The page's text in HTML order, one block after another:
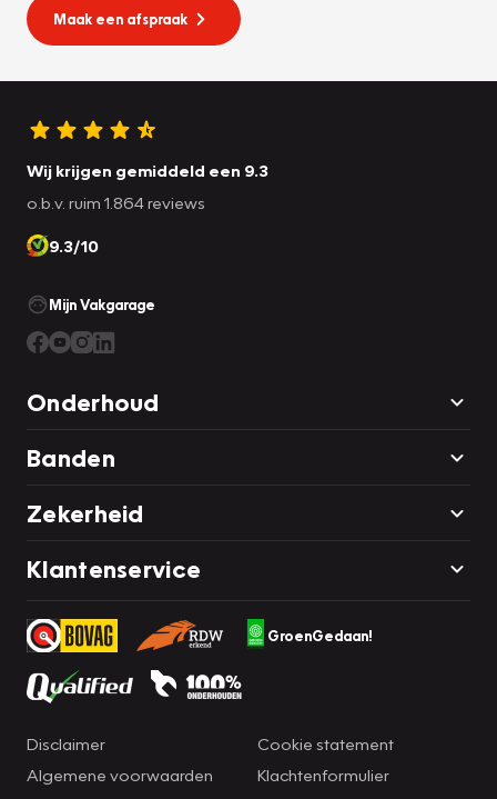
Maak een afspraak
Wij krijgen gemiddeld een 9.3
o.b.v. ruim 1.864 reviews
9.3/10
Mijn Vakgarage
Onderhoud
Banden
Zekerheid
Klantenservice
GroenGedaan!
Disclaimer
Algemene voorwaarden
Cookie statement
Klachtenformulier